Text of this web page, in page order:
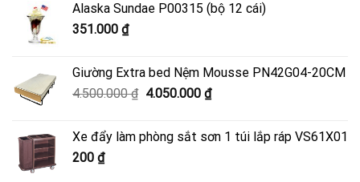
Alaska Sundae P00315 (bộ 12 cái)
351.000 ₫
Giường Extra bed Nệm Mousse PN42G04-20CM
4.500.000₫ Giá
4.500.000 ₫.
4.050.000 ₫Giá
là:
Xe đẩy làm phòng sắt sơn 1 túi lắp ráp VS61X01
200 ₫